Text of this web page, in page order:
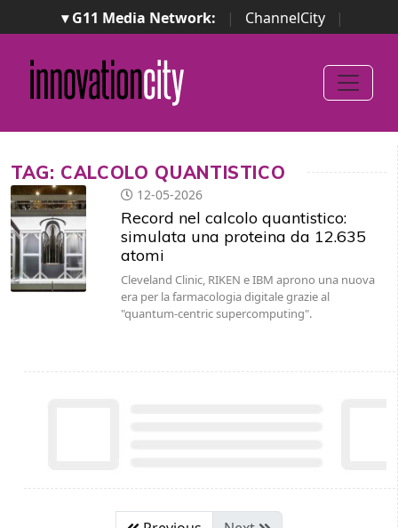
▾ G11 Media Network: | ChannelCity
|
ImpresaCity | SecurityOpenLab | Italian Channel
Awards
Italian Project Awards
Italian Security
Awards
TAG: CALCOLO QUANTISTICO
12-05-2026
Record nel calcolo quantistico:
simulata una proteina da 12.635
atomi
Cleveland Clinic, RIKEN e IBM aprono una nuova
era per la farmacologia digitale grazie al
"quantum-centric supercomputing".